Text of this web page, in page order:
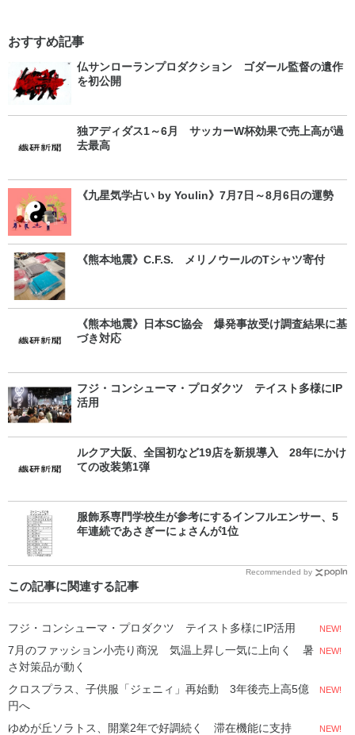
おすすめ記事
仏サンローランプロダクション ゴダール監督の遺作
を初公開
独アディダス1～6月 サッカーW杯効果で売上高が過
去最高
《九星気学占い by Youlin》7月7日～8月6日の運勢
《熊本地震》C.F.S. メリノウールのTシャツ寄付
《熊本地震》日本SC協会 爆発事故受け調査結果に基
づき対応
フジ・コンシューマ・プロダクツ テイスト多様にIP
活用
ルクア大阪、全国初など19店を新規導入 28年にかけ
ての改装第1弾
服飾系専門学校生が参考にするインフルエンサー、5
年連続であさぎーにょさんが1位
Recommended by
この記事に関連する記事
フジ・コンシューマ・プロダクツ テイスト多様にIP活用 NEW!
7月のファッション小売り商況 気温上昇し一気に上向く 暑
さ対策品が動く
NEW!
クロスプラス、子供服「ジェニィ」再始動 3年後売上高5億
円へ
NEW!
ゆめが丘ソラトス、開業2年で好調続く 滞在機能に支持 NEW!